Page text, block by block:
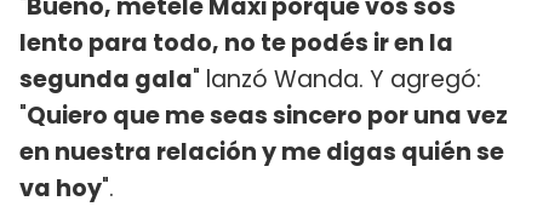
lento para todo, no te podés ir en la
segunda gala" lanzó Wanda. Y agregó:
"Quiero que me seas sincero por una vez
en nuestra relación y me digas quién se
va hoy".